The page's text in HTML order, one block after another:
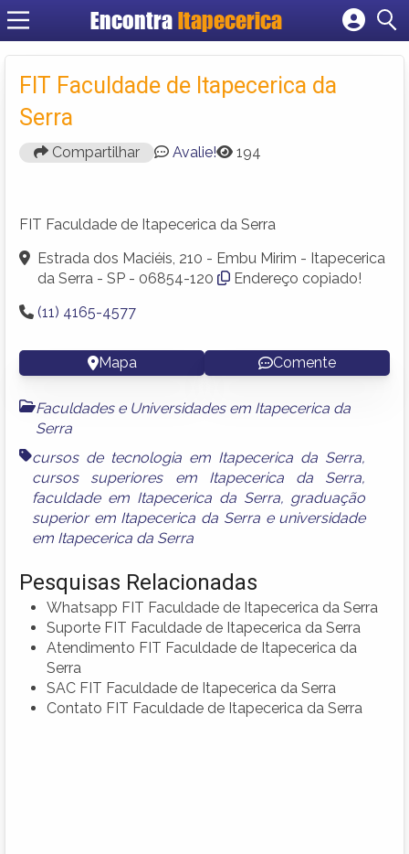
Encontra Itapecerica
Cadastrar empresa
Criar conta
FIT Faculdade de Itapecerica da
Serra
Compartilhar Avalie! 194
FIT Faculdade de Itapecerica da Serra
Estrada dos Maciéis, 210 - Embu Mirim - Itapecerica
da Serra - SP - 06854-120
Endereço copiado!
(11) 4165-4577
Mapa Comente
Faculdades e Universidades em Itapecerica da
Serra
cursos de tecnologia em Itapecerica da Serra,
cursos superiores em Itapecerica da Serra,
faculdade em Itapecerica da Serra, graduação
superior em Itapecerica da Serrae universidade
em Itapecerica da Serra
Pesquisas Relacionadas
Whatsapp FIT Faculdade de Itapecerica da Serra
Suporte FIT Faculdade de Itapecerica da Serra
Atendimento FIT Faculdade de Itapecerica da
Serra
SAC FIT Faculdade de Itapecerica da Serra
Contato FIT Faculdade de Itapecerica da Serra